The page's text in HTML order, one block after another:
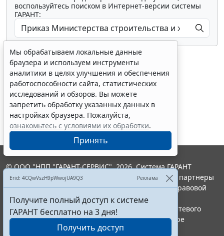
воспользуйтесь поиском в Интернет-версии системы
ГАРАНТ:
Показать все материалы
Мы обрабатываем локальные данные
браузера и используем инструменты
аналитики в целях улучшения и обеспечения
работоспособности сайта, статистических
исследований и обзоров. Вы можете
запретить обработку указанных данных в
настройках браузера. Пожалуйста,
ознакомьтесь с условиями их обработки.
Принять
Erid: 4CQwVszH9pWwojUA9Q3 Реклама
Получите полный доступ к системе
ГАРАНТ бесплатно на 3 дня!
Получить доступ
© ООО "НПП "ГАРАНТ-СЕРВИС", 2026. Система ГАРАНТ
выпускается с 1990 года. Компания "Гарант" и ее партнеры
являются участниками Российской ассоциации правовой
информации ГАРАНТ.
Портал ГАРАНТ.РУ зарегистрирован в качестве сетевого
издания Федеральной службой по надзору в сфере
связи,информационных технологий и массовых